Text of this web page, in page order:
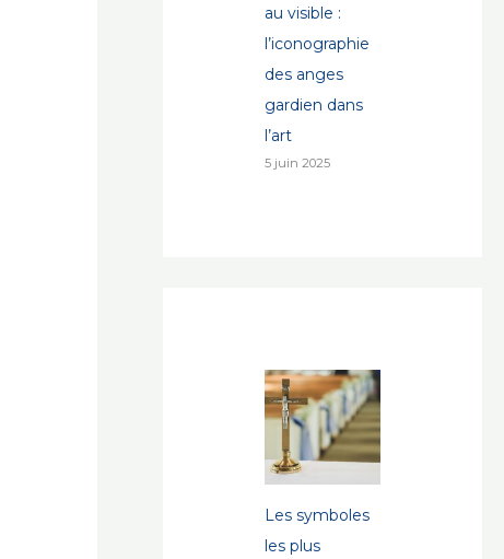
au visible :
l’iconographie
des anges
gardien dans
l’art
5 juin 2025
Les symboles
les plus